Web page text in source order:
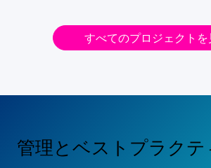
すべてのプロジェクトを
管理とベストプラクテ